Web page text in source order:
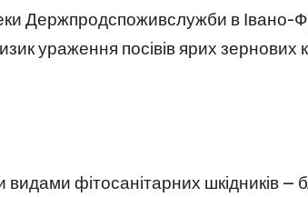
Держпродспоживслужби в Івано-
ураження посівів ярих зернових
видами фітосанітарних шкідників —